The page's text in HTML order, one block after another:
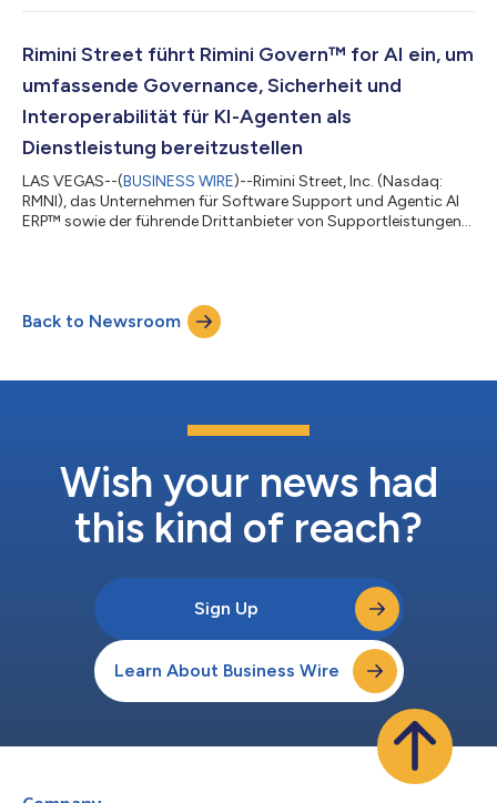
Ergebnisse für das am 30. Juni 2026 endende zweite
zweiten Quartals sowie vier aufeinanderfolgende Quartale mit
Rimini Street führt Rimini Govern™ for AI ein, um
umfassende Governance, Sicherheit und
Interoperabilität für KI-Agenten als
Dienstleistung bereitzustellen
LAS VEGAS--(BUSINESS WIRE)--Rimini Street, Inc. (Nasdaq:
RMNI), das Unternehmen für Software Support und Agentic AI
ERP™ sowie der führende Drittanbieter von Supportleistungen
Unternehmens für Governance-, Risiko- und Compliance-
Lösungen (GRC). Der neue Managed Service wird rund um die
Uhr an 365 Tagen im Jahr über die globalen Komma...
Back to Newsroom
Wish your news had
this kind of reach?
Sign Up
Learn About Business Wire